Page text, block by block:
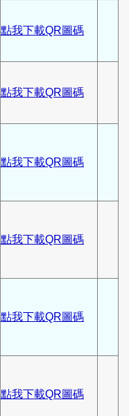
點我下載QR圖碼
點我下載QR圖碼
點我下載QR圖碼
點我下載QR圖碼
點我下載QR圖碼
點我下載QR圖碼